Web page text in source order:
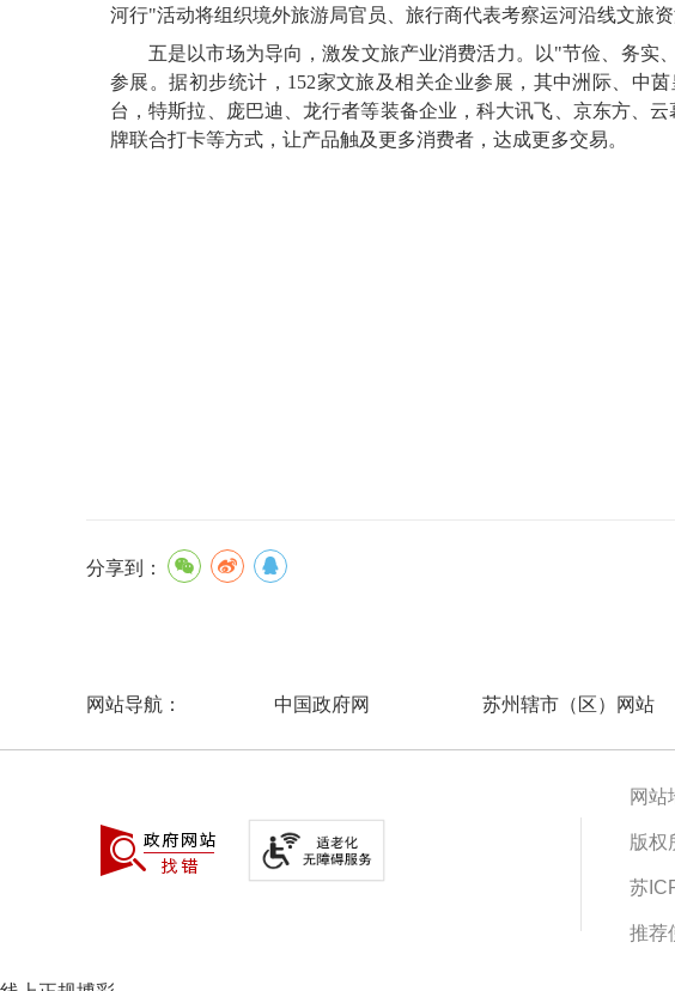
河行"活动将组织境外旅游局官员、旅行商代表考察运河沿线文旅
五是以市场为导向，激发文旅产业消费活力。以"节俭、务
参展。据初步统计，152家文旅及相关企业参展，其中洲际、中
台，特斯拉、庞巴迪、龙行者等装备企业，科大讯飞、京东方、
牌联合打卡等方式，让产品触及更多消费者，达成更多交易。
分享到：
网站导航： 中国政府网 苏州辖市（区）网站
网站
版权
苏
推荐